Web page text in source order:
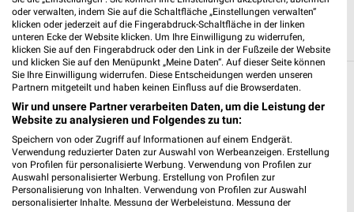
Weitere Fressnapf Geschäfte mit Angeboten
in und um Eberbach
5 Geschäfte und Orte
Fressnapf Angebote in Mosbach
Mosbach, Deutschland
oder verwalten, indem Sie auf die Schaltfläche „Einstellungen verwalten“
klicken oder jederzeit auf die Fingerabdruck-Schaltfläche in der linken
unteren Ecke der Website klicken. Um Ihre Einwilligung zu widerrufen,
klicken Sie auf den Fingerabdruck oder den Link in der Fußzeile der Website
und klicken Sie auf den Menüpunkt „Meine Daten“. Auf dieser Seite können
Sie Ihre Einwilligung widerrufen. Diese Entscheidungen werden unseren
Partnern mitgeteilt und haben keinen Einfluss auf die Browserdaten.
Wir und unsere Partner verarbeiten Daten, um die Leistung der
Website zu analysieren und Folgendes zu tun:
Speichern von oder Zugriff auf Informationen auf einem Endgerät.
Verwendung reduzierter Daten zur Auswahl von Werbeanzeigen. Erstellung
von Profilen für personalisierte Werbung. Verwendung von Profilen zur
Auswahl personalisierter Werbung. Erstellung von Profilen zur
Personalisierung von Inhalten. Verwendung von Profilen zur Auswahl
personalisierter Inhalte. Messung der Werbeleistung. Messung der